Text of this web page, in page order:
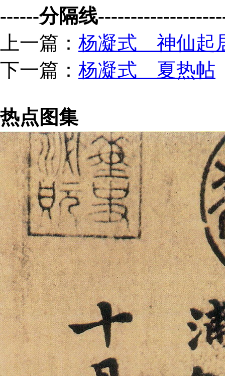
------分隔线
上一篇： 杨凝式 神仙起
下一篇： 杨凝式 夏热帖
热点图集